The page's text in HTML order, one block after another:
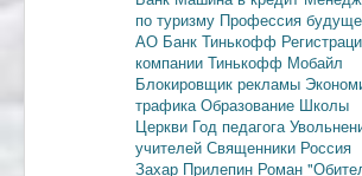
по туризму Профессия
АО Банк Тинькофф
компании Тинькофф Мобайл
Блокировщик рекламы
трафика Образование Школы
Церкви Год педагога
учителей Священники Россия
Захар Прилепин Роман